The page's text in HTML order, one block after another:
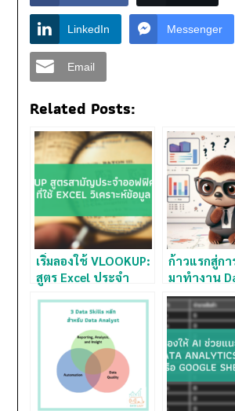
LinkedIn Messenger
Email
Related Posts:
เริ่มลองใช้ VLOOKUP:
สูตร Excel ประจำ
ข้อมูลแบบง่ายๆ
ก้าวแรกสู่กา
มาทำงาน
คนเคยเกลีย
Data)